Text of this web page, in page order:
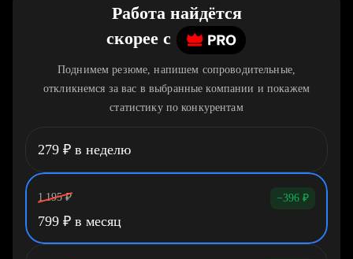
Работа найдётся
скорее c
Поднимем резюме, напишем сопроводительные,
откликнемся за вас в выбранные компании и покажем
статистику по конкурентам
279 ₽ в неделю
1 195 ₽ −396 ₽
799 ₽ в месяц